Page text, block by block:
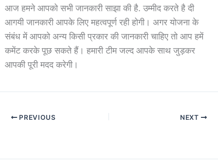
आज हमने आपको सभी जानकारी साझा की है. उम्मीद करते है दी
आगयी जानकारी आपके लिए महत्वपूर्ण रही होगी। अगर योजना के
संबंध में आपको अन्य किसी प्रकार की जानकारी चाहिए तो आप हमें
कमेंट करके पूछ सकते हैं। हमारी टीम जल्द आपके साथ जुड़कर
आपकी पूरी मदद करेगी।
PREVIOUS NEXT